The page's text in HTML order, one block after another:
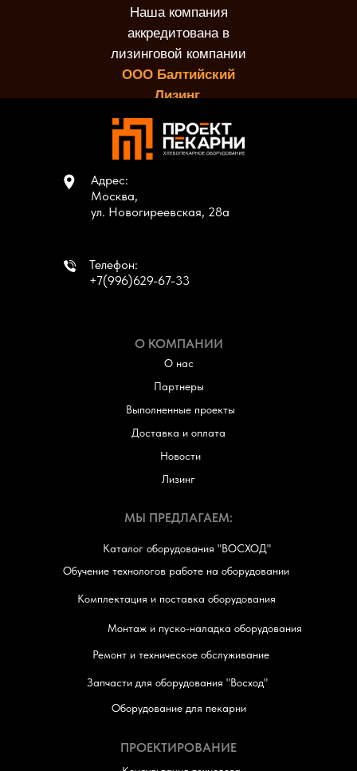
Наша компания
аккредитована в
лизинговой компании
ООО Балтийский
Лизинг.
Адрес:
Москва,
ул. Новогиреевская, 28а
Телефон:
+7(996)629-67-33
О КОМПАНИИ
О нас
Партнеры
Выполненные проекты
Новости
Доставка и оплата
Лизинг
МЫ ПРЕДЛАГАЕМ:
Каталог оборудования "ВОСХОД"
Комплектация и поставка оборудования
Монтаж и пуско-наладка оборудования
Обучение технологов работе на оборудовании
Ремонт и техническое обслуживание
Запчасти для оборудования "Восход"
ПРОЕКТИРОВАНИЕ
Оборудование для пекарни